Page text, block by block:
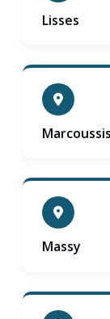
Lisses
Marcoussis
Massy